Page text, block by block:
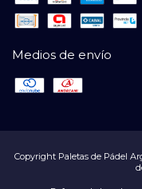
Medios de envío
Copyright Paletas de Pádel